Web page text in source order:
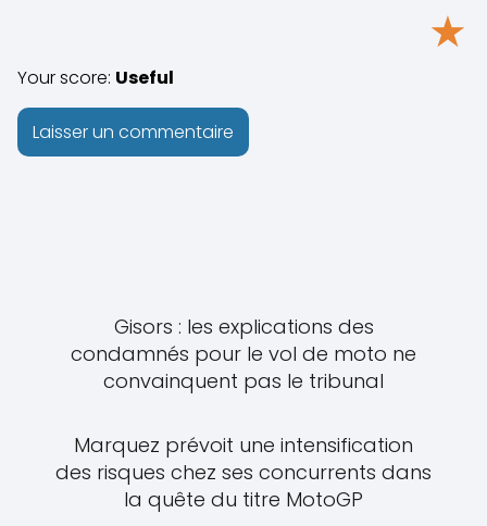
★
Your score: Useful
Gisors : les explications des
condamnés pour le vol de moto ne
convainquent pas le tribunal
Marquez prévoit une intensification
des risques chez ses concurrents dans
la quête du titre MotoGP